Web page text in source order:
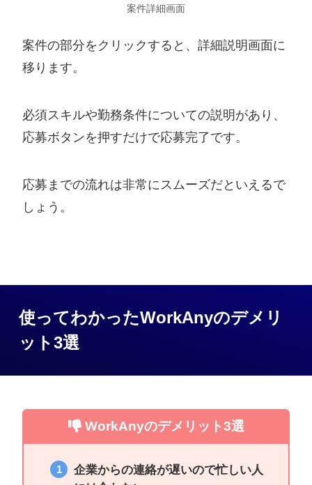
マーケティン
中
（株）
ONE
エンジニアリ
中
システム開発
（株）ユ
ニメディ
営業エンジニ
アリング編
初
級
級
サイトに掲載す
る企業の紹介シ
案件詳細画面
案件の部分をクリックすると、詳細説明画面に
移ります。
必須スキルや勤務条件についての説明があり、
応募ボタンを押すだけで応募完了です。
応募までの流れは非常にスムーズだといえるで
しょう。
使ってわかったWorkAnyのデメリ
ット3選
WorkAnyのデメリット3選
企業からの連絡が遅いので忙しい人